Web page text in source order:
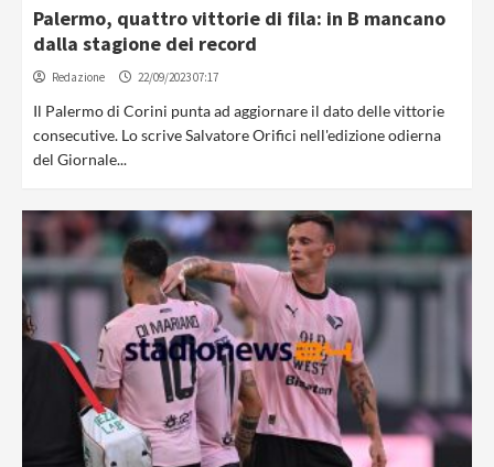
Palermo, quattro vittorie di fila: in B mancano
dalla stagione dei record
Redazione 22/09/2023 07:17
Il Palermo di Corini punta ad aggiornare il dato delle vittorie
consecutive. Lo scrive Salvatore Orifici nell'edizione odierna
del Giornale...